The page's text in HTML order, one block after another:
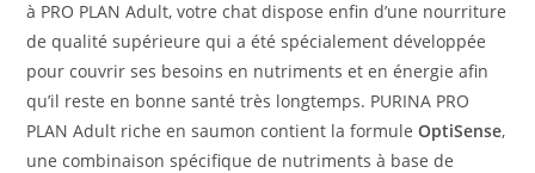
à PRO PLAN Adult, votre chat dispose enfin d’une nourriture
de qualité supérieure qui a été spécialement développée
pour couvrir ses besoins en nutriments et en énergie afin
qu’il reste en bonne santé très longtemps. PURINA PRO
PLAN Adult riche en saumon contient la formuleOptiSense,
une combinaison spécifique de nutriments à base de